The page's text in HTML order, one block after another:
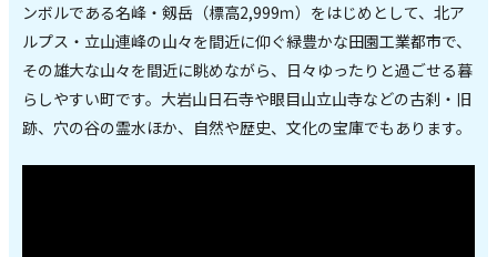
ンボルである名峰・剱岳（標高2,999ｍ）をはじめとして、北ア
ルプス・立山連峰の山々を間近に仰ぐ緑豊かな田園工業都市で、
その雄大な山々を間近に眺めながら、日々ゆったりと過ごせる暮
らしやすい町です。大岩山日石寺や眼目山立山寺などの古刹・旧
跡、穴の谷の霊水ほか、自然や歴史、文化の宝庫でもあります。